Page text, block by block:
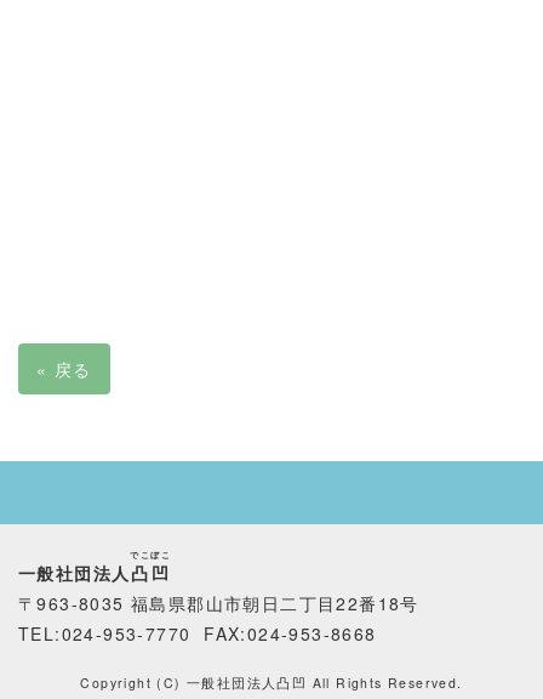
« 戻る
一般社団法人 凸凹
でこぼこ
〒963-8035 福島県郡山市朝日二丁目22番18号
TEL:024-953-7770 FAX:024-953-8668
Copyright (C) 一般社団法人凸凹 All Rights Reserved.